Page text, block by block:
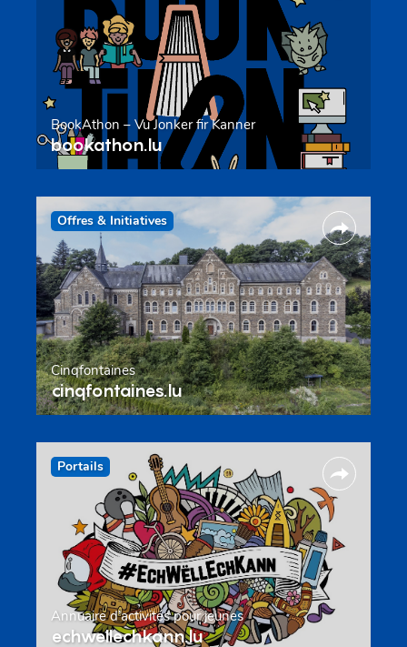
BookAthon – Vu Jonker fir Kanner
bookathon.lu
Offres & Initiatives
Cinqfontaines
cinqfontaines.lu
Portails
Annuaire d’activités pour jeunes
echwellechkann.lu